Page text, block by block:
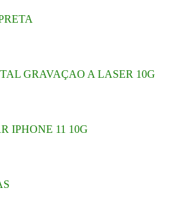
GRAVAÇAO A LASER 10G
IPHONE 11 10G